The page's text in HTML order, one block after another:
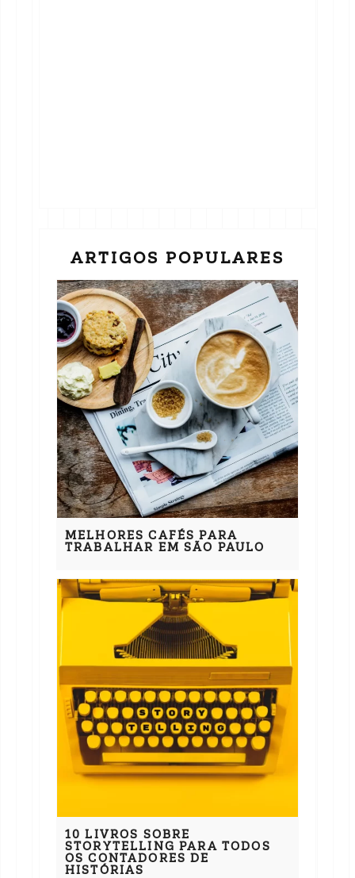
ARTIGOS POPULARES
MELHORES CAFÉS PARA
TRABALHAR EM SÃO PAULO
10 LIVROS SOBRE
STORYTELLING PARA TODOS
OS CONTADORES DE
HISTÓRIAS